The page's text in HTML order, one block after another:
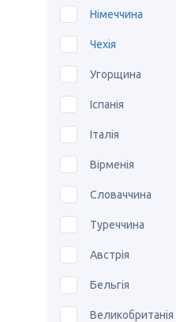
Німеччина
Чехія
Угорщина
Іспанія
Італія
Вірменія
Словаччина
Туреччина
Австрія
Бельгія
Великобританія